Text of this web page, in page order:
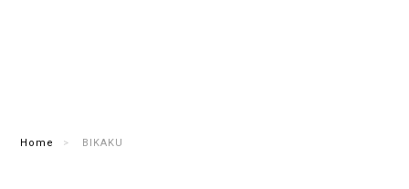
Home BIKAKU